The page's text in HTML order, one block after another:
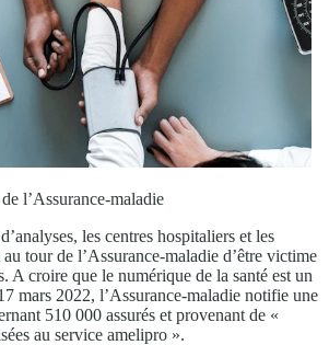
l’Assurance-maladie
les centres hospitaliers et les
au tour de l’Assurance-maladie d’être victime
A croire que le numérique de la santé est un
mars 2022, l’Assurance-maladie notifie une
510 000 assurés et provenant de «
au service amelipro ».